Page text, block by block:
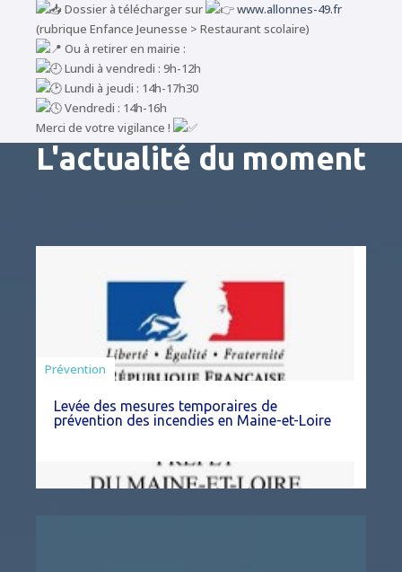
Dossier à télécharger sur
www.allonnes-49.fr
(rubrique Enfance Jeunesse > Restaurant scolaire)
Ou à retirer en mairie :
Lundi à vendredi : 9h-12h
Lundi à jeudi : 14h-17h30
Vendredi : 14h-16h
Merci de votre vigilance !
L'actualité du moment
Préfecture
Prévention
Levée des mesures temporaires de
prévention des incendies en Maine-et-Loire